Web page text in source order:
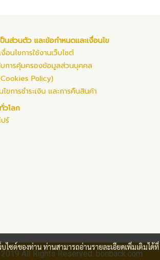
นส่วนตัว และข้อกำหนดและเงื่อนไข
อนไขการใช้งานเว็บไซต์
บการคุ้มครองข้อมูลส่วนบุคคล
Policy)
ขการชำระเงิน และการคืนสินค้า
วโลก
ร์
All Rights Reserved. bonback.com
ไซต์ของท่าน ท่านสามารถอ่านรายละเอียดเพิ่มเติมได้ที่